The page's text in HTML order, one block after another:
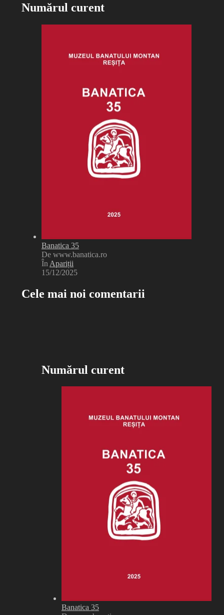
Numărul curent
Banatica 35
De www.banatica.ro
În Apariții
15/12/2025
Cele mai noi comentarii
Numărul curent
Banatica 35